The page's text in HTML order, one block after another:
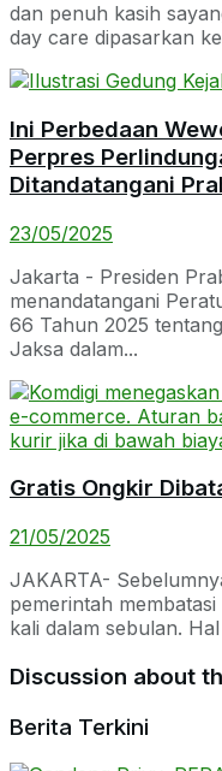
dan penuh kasih
day care dipasarkan
Ini Perbedaan
Perpres
Ditandatangani
23/05/2025
Jakarta - Presiden
menandatangani
66 Tahun 2025
Jaksa dalam...
Gratis Ongkir
21/05/2025
JAKARTA-
pemerintah
kali dalam sebulan.
Discussion about
Berita Terkini